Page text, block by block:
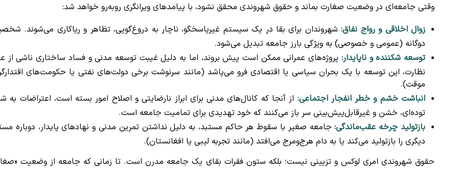
وقتی جامعه‌ای در وضعیت صغارت بماند و حقوق شهروندی محقق نشود، با پیامدهای ویرانگری روبه‌رو خواهد شد:
زوال اخلاقی و رواج نفاق:شهروندان برای بقا در یک سیستم غیرپاسخگو، ناچار به دروغ‌گویی، تظاهر و ریاکاری می‌شوند.
دوگانه (عمومی و خصوصی) به ویژگی بارز جامعه تبدیل می‌شود.
توسعه شکننده و ناپایدار: پروژه‌های عمرانی ممکن است پیش بروند، اما به دلیل غیبت توسعه مدنی و فساد ساختاری ناشی از
نظارت، این توسعه با یک بحران سیاسی یا اقتصادی فرو می‌پاشد (مانند سرنوشت برخی دولت‌های نفتی یا حکومت‌های
موقت).
انباشت خشم و خطر انفجار اجتماعی: از آنجا که کانال‌های مدنی برای ابراز نارضایتی و اصلاح امور بسته است، اعتراضات به
توده‌ای، خشن و غیرقابل‌پیش‌بینی سر باز می‌کنند که خود تهدیدی برای تمامیت جامعه است.
بازتولید چرخه عقب‌ماندگی:جامعه صغیر با سقوط هر حاکم مستبد، به دلیل نداشتن تمرین مدنی و نهادهای پایدار، دوباره
دیگری را بازتولید می‌کند یا به دام هرج‌ومرج می‌افتد (مانند تجربه لیبی یا افغانستان).
حقوق شهروندی امری لوکس و تزیینی نیست؛ بلکه ستون فقرات بقای یک جامعه مدرن است. تا زمانی که جامعه از وضعیت